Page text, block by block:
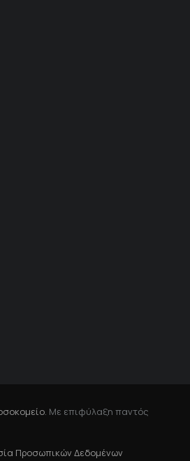
. Με επιφύλαξη παντός
Προσωπικών Δεδομένων